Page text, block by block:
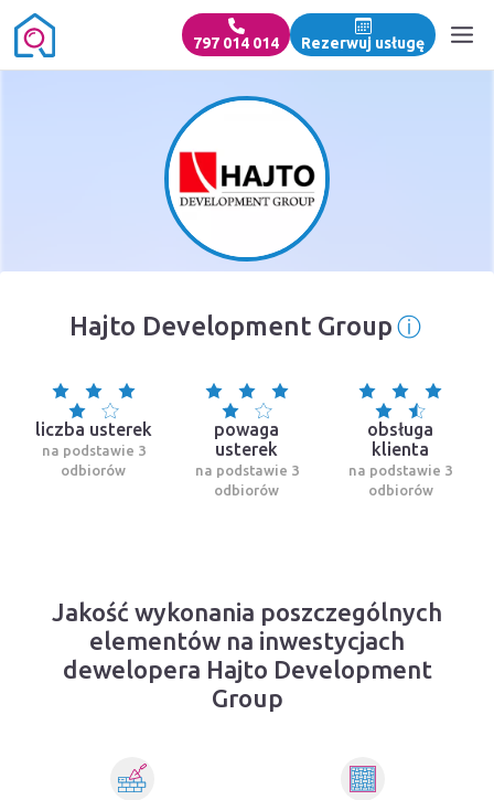
797 014 014 Rezerwuj usługę
Hajto Development Groupⓘ
liczba usterek
na podstawie 3
odbiorów
powaga
usterek
na podstawie 3
odbiorów
obsługa
klienta
na podstawie 3
odbiorów
Jakość wykonania poszczególnych
elementów na inwestycjach
dewelopera Hajto Development
Group